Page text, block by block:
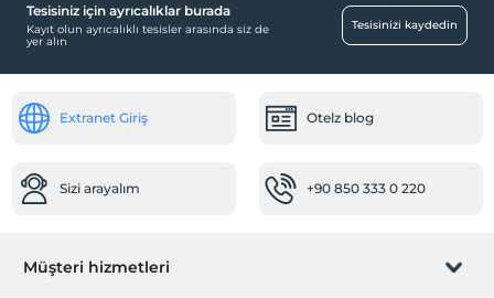
Tesisiniz için ayrıcalıklar burada
Kayıt olun ayrıcalıklı tesisler arasında siz de
yer alın
Tesisinizi kaydedin
Extranet Giriş Otelz blog
Sizi arayalım +90 850 333 0 220
Müşteri hizmetleri